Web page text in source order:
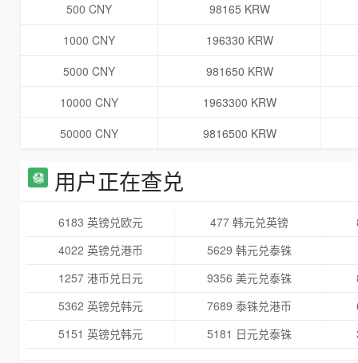
500 CNY
98165 KRW
1000 CNY
196330 KRW
5000 CNY
981650 KRW
10000 CNY
1963300 KRW
50000 CNY
9816500 KRW
用户正在查兑
6183 英镑兑欧元 477 韩元兑英镑
4022 英镑兑港币
5629 韩元兑泰铢
1257 港币兑日元
9356 美元兑泰铢
5362 英镑兑韩元
7689 泰铢兑港币
5151 英镑兑韩元
5181 日元兑泰铢